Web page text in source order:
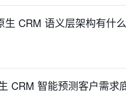
生 CRM 语义层架构有什
CRM 智能预测客户需求